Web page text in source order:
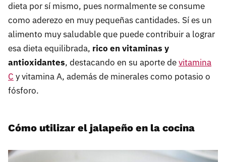
dieta por sí mismo, pues normalmente se consume
como aderezo en muy pequeñas cantidades. Sí es un
alimento muy saludable que puede contribuir a lograr
esa dieta equilibrada, rico en vitaminas y
antioxidantes, destacando en su aporte devitamina
C y vitamina A, además de minerales como potasio o
fósforo.
Cómo utilizar el jalapeño en la cocina